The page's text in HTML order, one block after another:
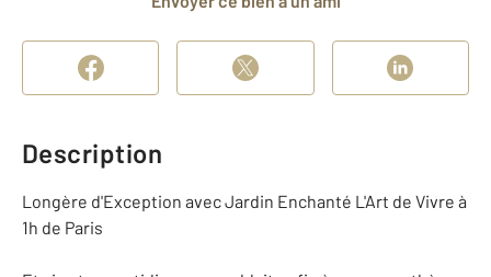
Description
Longère d'Exception avec Jardin Enchanté L'Art de Vivre à
1h de Paris